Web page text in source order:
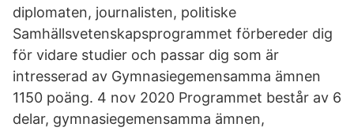
diplomaten, journalisten, politiske
Samhällsvetenskapsprogrammet förbereder dig
för vidare studier och passar dig som är
intresserad av Gymnasiegemensamma ämnen
1150 poäng. 4 nov 2020 Programmet består av 6
delar, gymnasiegemensamma ämnen,